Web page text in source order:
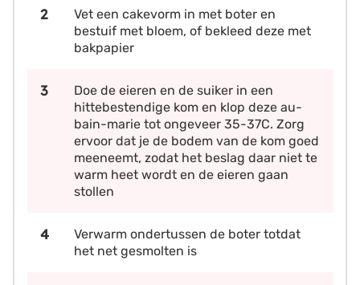
Vet een cakevorm in met boter en
bestuif met bloem, of bekleed deze met
bakpapier
Doe de eieren en de suiker in een
hittebestendige kom en klop deze au-
bain-marie tot ongeveer 35-37C. Zorg
ervoor dat je de bodem van de kom goed
meeneemt, zodat het beslag daar niet te
warm heet wordt en de eieren gaan
stollen
Verwarm ondertussen de boter totdat
het net gesmolten is